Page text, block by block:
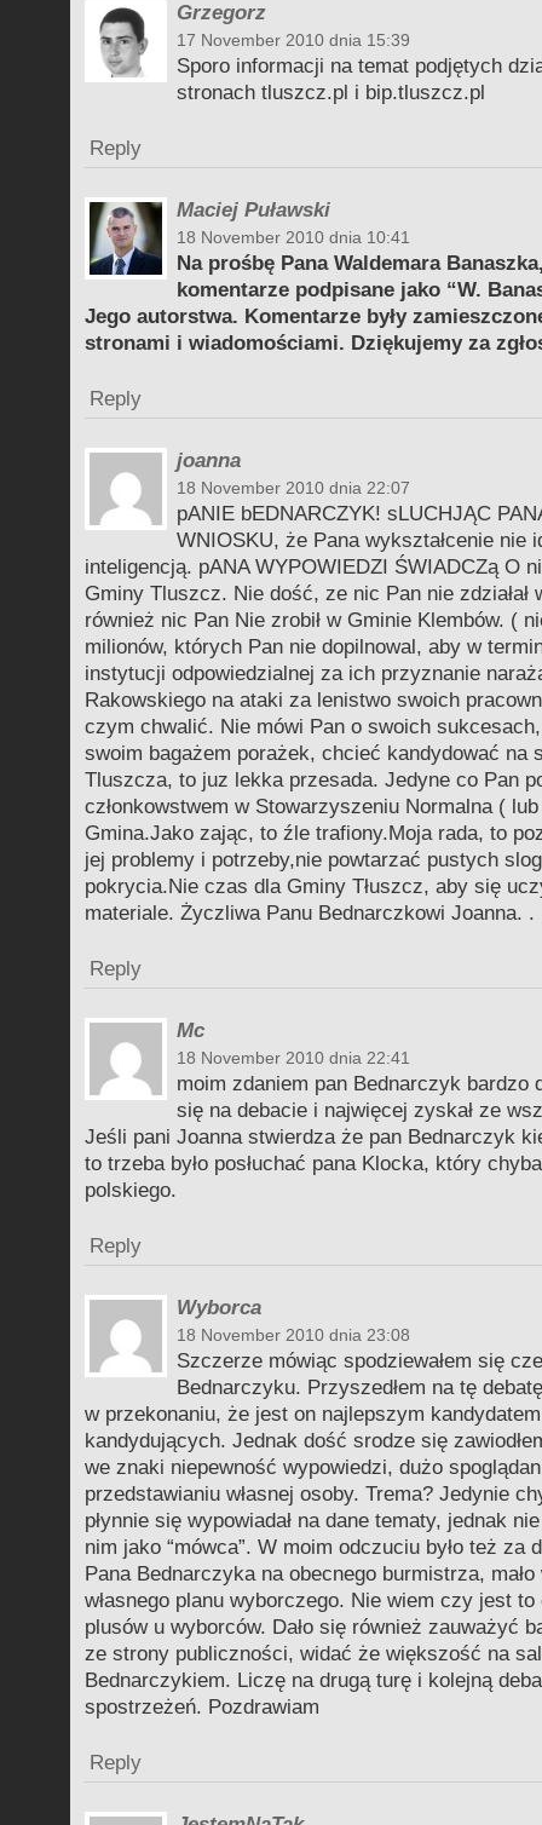
Grzegorz
17 November 2010 dnia 15:39
Sporo informacji na temat podjętych
stronach tluszcz.pl i bip.tluszcz.pl
Reply
Maciej Puławski
18 November 2010 dnia 10:41
Na prośbę Pana Waldemara
komentarze podpisane jako “W.
Jego autorstwa. Komentarze były
stronami i wiadomościami. Dziękujemy za
Reply
joanna
18 November 2010 dnia 22:07
pANIE bEDNARCZYK! sLUCHJĄC
WNIOSKU, że Pana wykształcenie nie
inteligencją. pANA WYPOWIEDZI ŚWIADCZą O
Gminy Tluszcz. Nie dość, ze nic Pan nie zdziałał
również nic Pan Nie zrobił w Gminie Klembów. (
milionów, których Pan nie dopilnowal, aby w
instytucji odpowiedzialnej za ich przyznanie
Rakowskiego na ataki za lenistwo swoich
czym chwalić. Nie mówi Pan o swoich
swoim bagażem porażek, chcieć kandydować na
Tluszcza, to juz lekka przesada. Jedyne co Pan
członkowstwem w Stowarzyszeniu Normalna (
Gmina.Jako zając, to źle trafiony.Moja rada, to
jej problemy i potrzeby,nie powtarzać pustych
pokrycia.Nie czas dla Gminy Tłuszcz, aby się
materiale. Życzliwa Panu Bednarczkowi Joanna. .
Reply
Mc
18 November 2010 dnia 22:41
moim zdaniem pan Bednarczyk bardzo
się na debacie i najwięcej zyskał ze
Jeśli pani Joanna stwierdza że pan Bednarczyk
to trzeba było posłuchać pana Klocka, który
polskiego.
Reply
Wyborca
18 November 2010 dnia 23:08
Szczerze mówiąc spodziewałem się
Bednarczyku. Przyszedłem na tę
w przekonaniu, że jest on najlepszym
kandydujących. Jednak dość srodze się
we znaki niepewność wypowiedzi, dużo
przedstawianiu własnej osoby. Trema? Jedynie
płynnie się wypowiadał na dane tematy, jednak
nim jako “mówca”. W moim odczuciu było też za
Pana Bednarczyka na obecnego burmistrza,
własnego planu wyborczego. Nie wiem czy jest to
plusów u wyborców. Dało się również zauważyć
ze strony publiczności, widać że większość na
Bednarczykiem. Liczę na drugą turę i kolejną
spostrzeżeń. Pozdrawiam
Reply